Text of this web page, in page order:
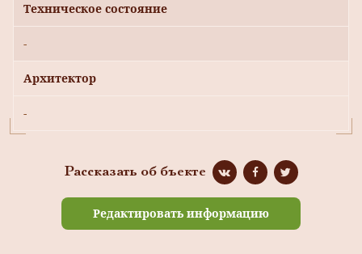
Техническое состояние
-
Архитектор
-
Рассказать об бъекте
Редактировать информацию